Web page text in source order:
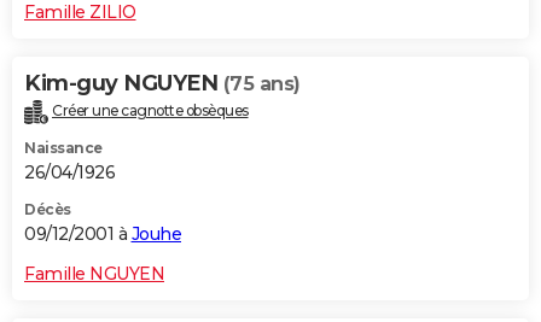
Famille ZILIO
Kim-guy NGUYEN (75 ans)
Créer une cagnotte obsèques
Naissance
26/04/1926
Décès
09/12/2001 à Jouhe
Famille NGUYEN